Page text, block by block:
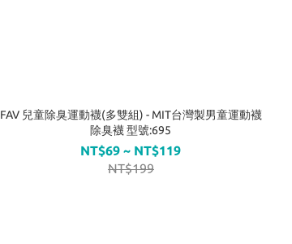
FAV 兒童除臭運動襪(多雙組) - MIT台灣製男童運動襪
除臭襪 型號:695
NT$69 ~ NT$119
NT$199